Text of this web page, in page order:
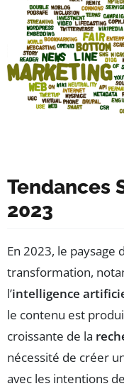
Tendances
2023
En 2023, le paysage
transformation,
l’intelligence
le contenu est
croissante de la
nécessité de créer
avec les intentions